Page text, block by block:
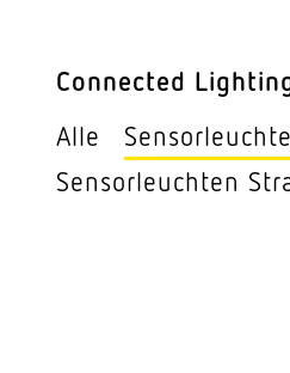
Pendel­leuchten
Connected
Alle
Sensor­leuchten